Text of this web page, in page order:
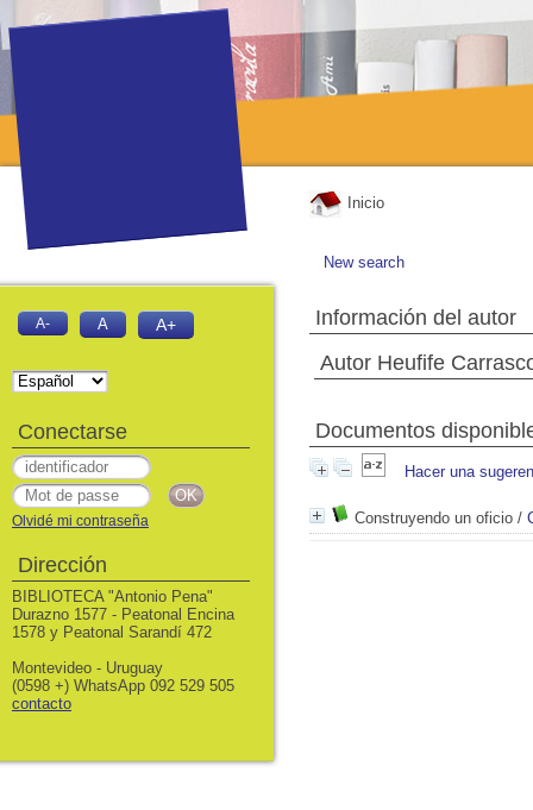
Inicio
New search
Información del autor
Autor Heufife
Documentos
Hacer una
Construyendo un oficio /
A- A A+
Conectarse
Olvidé mi contraseña
Dirección
BIBLIOTECA "Antonio Pena"
Durazno 1577 - Peatonal Encina
1578 y Peatonal Sarandí 472
Montevideo - Uruguay
(0598 +) WhatsApp 092 529 505
contacto